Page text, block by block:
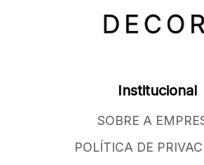
Institucional
SOBRE A
POLÍTICA DE